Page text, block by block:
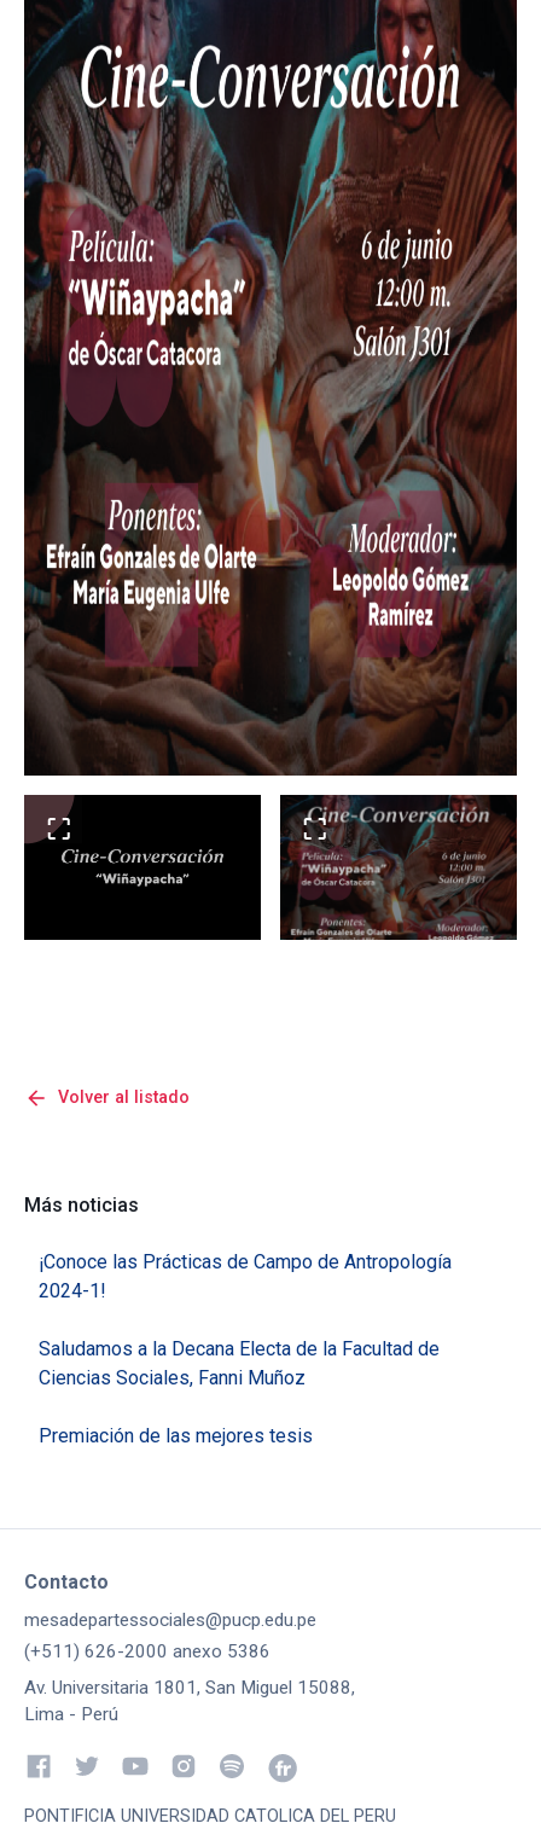
arrow_back Volver al listado
Más noticias
¡Conoce las Prácticas de Campo de Antropología
2024-1!
Saludamos a la Decana Electa de la Facultad de
Ciencias Sociales, Fanni Muñoz
Premiación de las mejores tesis
Contacto
mesadepartessociales@pucp.edu.pe
(+511) 626-2000 anexo 5386
Av. Universitaria 1801, San Miguel 15088,
Lima - Perú
PONTIFICIA UNIVERSIDAD CATOLICA DEL PERU